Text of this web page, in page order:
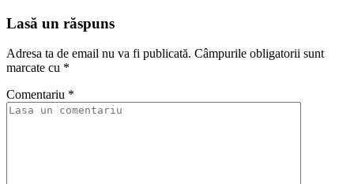
Lasă un răspuns
Adresa ta de email nu va fi publicată. Câmpurile obligatorii sunt
marcate cu *
Comentariu *